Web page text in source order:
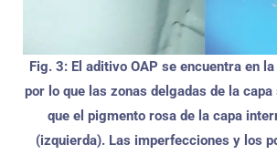
Fig. 3: El aditivo OAP se encuentra en
por lo que las zonas delgadas de la
que el pigmento rosa de la capa
(izquierda). Las imperfecciones y los